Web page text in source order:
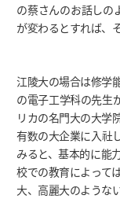
の蔡さんのお話しの
が変わるとすれば、
江陵大の場合は修学
の電子工学科の先生
リカの名門大の大学
有数の大企業に入社
みると、基本的に能
校での教育によって
大、高麗大のような